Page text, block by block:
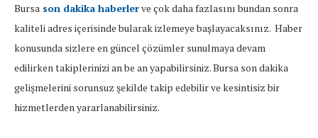
Bursa son dakika haberlerve çok daha fazlasını bundan sonra
kaliteli adres içerisinde bularak izlemeye başlayacaksınız. Haber
konusunda sizlere en güncel çözümler sunulmaya devam
edilirken takiplerinizi an be an yapabilirsiniz. Bursa son dakika
gelişmelerini sorunsuz şekilde takip edebilir ve kesintisiz bir
hizmetlerden yararlanabilirsiniz.